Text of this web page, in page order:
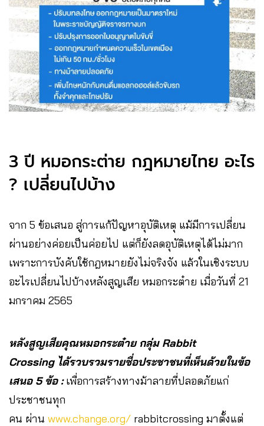
3 ปี หมอกระต่าย กฎหมายไทย อะไร
? เปลี่ยนไปบ้าง
จาก 5 ข้อเสนอ สู่การแก้ปัญหาอุบัติเหตุ แม้มีการเปลี่ยน
ผ่านอย่างค่อยเป็นค่อยไป แต่ก็ยังลดอุบัติเหตุได้ไม่มาก
เพราะการบังคับใช้กฎหมายยังไม่จริงจัง แล้วในเชิงระบบ
อะไรเปลี่ยนไปบ้างหลังสูญเสีย หมอกระต๋าย เมื่อวันที่ 21
มกราคม 2565
หลังสูญเสียคุณหมอกระต๋าย กลุ่ม Rabbit
Crossing ได้รวบรวมรายชื่อประชาชนที่เห็นด้วยในข้อ
เสนอ 5 ข้อ : เพื่อการสร้างทางม้าลายที่ปลอดภัยแก่
ประชาชนทุก
คน ผ่าน www.change.org/ rabbitcrossing มาตั้งแต่